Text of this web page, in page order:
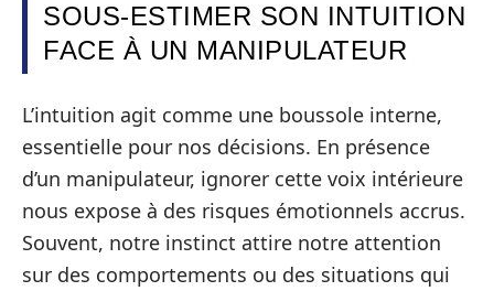
SOUS-ESTIMER SON INTUITION
FACE À UN MANIPULATEUR
L’intuition agit comme une boussole interne,
essentielle pour nos décisions. En présence
d’un manipulateur, ignorer cette voix intérieure
nous expose à des risques émotionnels accrus.
Souvent, notre instinct attire notre attention
sur des comportements ou des situations qui